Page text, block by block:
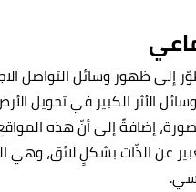
إلى ظهور وسائل التواصل
الأثر الكبير في تحويل
إضافةً إلى أنّ هذه
عن الذّات بشكلٍ لائق، وهي